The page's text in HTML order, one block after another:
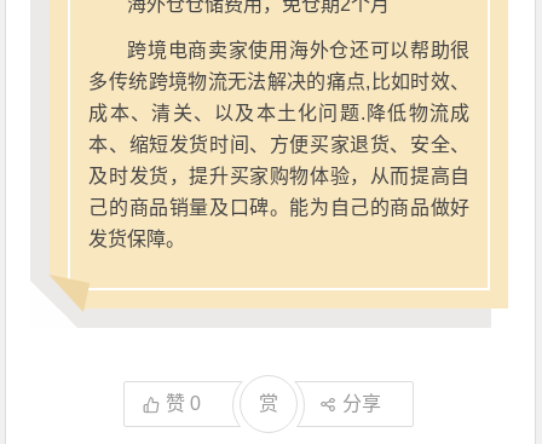
海外仓仓储费用，免仓期2个月
跨境电商卖家使用海外仓还可以帮助很
多传统跨境物流无法解决的痛点,比如时效、
成本、清关、以及本土化问题.降低物流成
本、缩短发货时间、方便买家退货、安全、
及时发货，提升买家购物体验，从而提高自
己的商品销量及口碑。能为自己的商品做好
发货保障。
赞0 赏 分享